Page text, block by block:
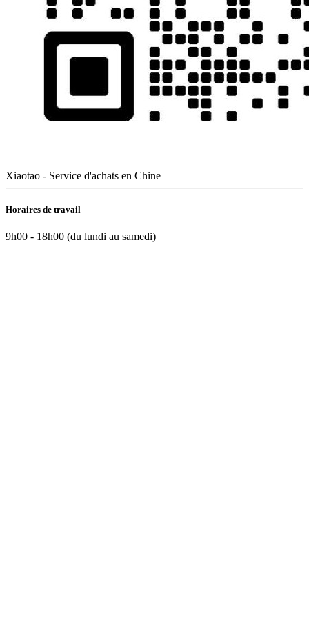
Xiaotao - Service d'achats en Chine
Horaires de travail
9h00 - 18h00 (du lundi au samedi)